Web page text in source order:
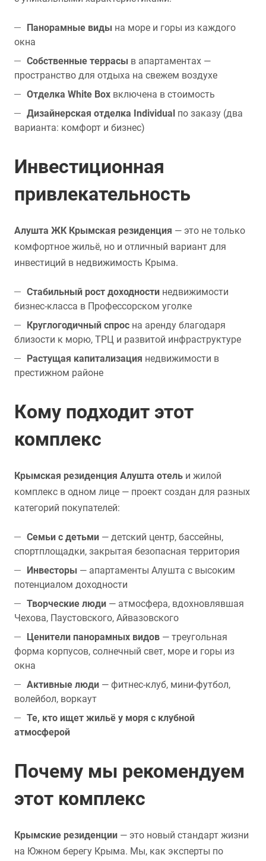
Панорамные виды на море и горы из каждого
окна
Собственные террасы в апартаментах —
пространство для отдыха на свежем воздухе
Отделка White Box включена в стоимость
Дизайнерская отделка Individual по заказу (два
варианта: комфорт и бизнес)
Инвестиционная
привлекательность
Алушта ЖК Крымская резиденция — это не только
комфортное жильё, но и отличный вариант для
инвестиций в недвижимость Крыма.
Стабильный рост доходности недвижимости
бизнес-класса в Профессорском уголке
Круглогодичный спрос на аренду благодаря
близости к морю, ТРЦ и развитой инфраструктуре
Растущая капитализация недвижимости в
престижном районе
Кому подходит этот
комплекс
Крымская резиденция Алушта отель и жилой
комплекс в одном лице — проект создан для разных
категорий покупателей:
Семьи с детьми — детский центр, бассейны,
спортплощадки, закрытая безопасная территория
Инвесторы — апартаменты Алушта с высоким
потенциалом доходности
Творческие люди — атмосфера, вдохновлявшая
Чехова, Паустовского, Айвазовского
Ценители панорамных видов — треугольная
форма корпусов, солнечный свет, море и горы из
окна
Активные люди — фитнес-клуб, мини-футбол,
волейбол, воркаут
Те, кто ищет жильё у моря с клубной
атмосферой
Почему мы рекомендуем
этот комплекс
Крымские резиденции — это новый стандарт жизни
на Южном берегу Крыма. Мы, как эксперты по